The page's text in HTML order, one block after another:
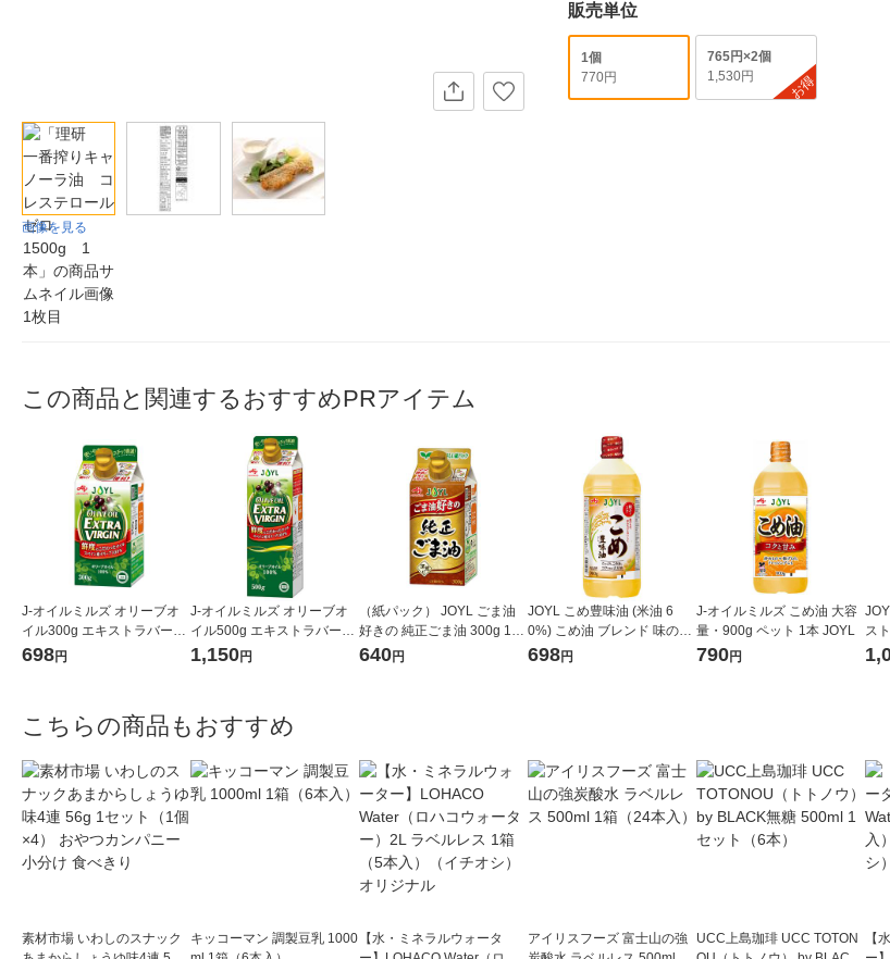
画像を見る
販売単位
1個
770円
765円×2個
1,530円
お得
この商品と関連するおすすめPRアイテム
J-オイルミルズ オリーブオ
イル300g エキストラバージ
ン スペイン産オリーブ100%
698円
J-オイルミルズ オリーブオ
イル500g エキストラバージ
ン スペイン産オリーブ100%
1,150円
（紙パック） JOYL ごま油
好きの 純正ごま油 300g 1本
味の素 J-オイルミルズ
640円
JOYL こめ豊味油 (米油 6
0%) こめ油 ブレンド 味の素
J-オイルミルズ 900g ペット
698円
J-オイルミルズ こめ油 大容
量・900g ペット 1本 JOYL
790円
ス
( オ
こちらの商品もおすすめ
素材市場 いわしのスナック
キッコーマン 調製豆乳 1000 【水・ミネラルウォータ
アイリスフーズ 富士山の強
UCC上島珈琲 UCC TOTON
【